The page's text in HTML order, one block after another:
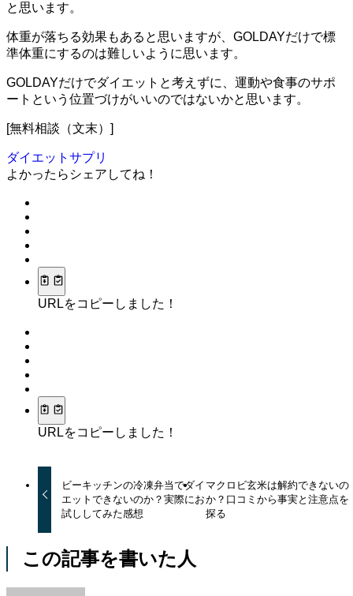
と思います。
体重が落ちる効果もあると思いますが、GOLDAYだけで標
準体重にするのは難しいように思います。
GOLDAYだけでダイエットと考えずに、運動や食事のサポ
ートという位置づけがいいのではないかと思います。
[無料相談（文末）]
ダイエットサプリ
よかったらシェアしてね！
URLをコピーしました！
URLをコピーしました！
ビーキッチンの冷凍弁当でダイ
エットできないのか？実際にお
試ししてみた感想
マクロビ玄米は解約できないの
か？口コミから事実と注意点を
探る
この記事を書いた人